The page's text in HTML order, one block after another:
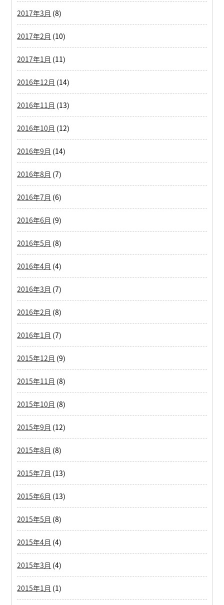
2017年3月 (8)
2017年2月 (10)
2017年1月 (11)
2016年12月 (14)
2016年11月 (13)
2016年10月 (12)
2016年9月 (14)
2016年8月 (7)
2016年7月 (6)
2016年6月 (9)
2016年5月 (8)
2016年4月 (4)
2016年3月 (7)
2016年2月 (8)
2016年1月 (7)
2015年12月 (9)
2015年11月 (8)
2015年10月 (8)
2015年9月 (12)
2015年8月 (8)
2015年7月 (13)
2015年6月 (13)
2015年5月 (8)
2015年4月 (4)
2015年3月 (4)
2015年1月 (1)